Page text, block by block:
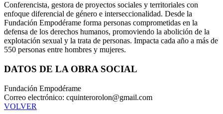
Conferencista, gestora de proyectos sociales y territoriales con
enfoque diferencial de género e interseccionalidad. Desde la
Fundación Empodérame forma personas comprometidas en la
defensa de los derechos humanos, promoviendo la abolición de la
explotación sexual y la trata de personas. Impacta cada año a más de
550 personas entre hombres y mujeres.
DATOS DE LA OBRA SOCIAL
Fundación Empodérame
Correo electrónico: cquinterorolon@gmail.com
VOLVER